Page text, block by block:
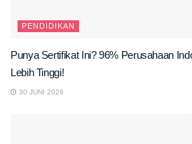
PENDIDIKAN
Punya Sertifikat Ini? 96% Perusahaan
Lebih Tinggi!
30 JUNI 2026